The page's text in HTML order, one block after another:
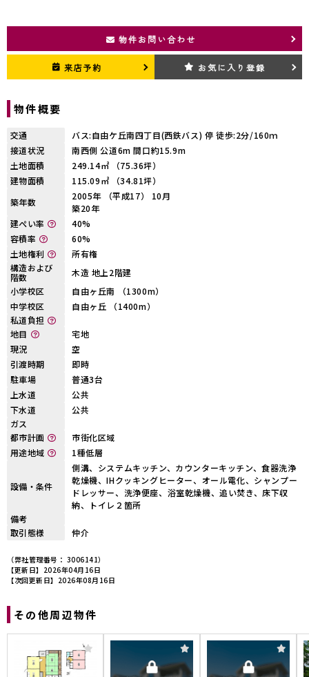
物件お問い合わせ
来店予約 お気に入り登録
物件概要
交通
バス:自由ケ丘南四丁目(西鉄バス) 停 徒歩:2分/160ｍ
接道状況
南西側 公道6m 間口約15.9m
土地面積
249.14㎡ （75.36坪）
建物面積
115.09㎡ （34.81坪）
築年数
2005年 （平成17） 10月
築20年
建ぺい率
40%
容積率
60%
土地権利
所有権
構造および
階数
木造 地上2階建
小学校区
自由ヶ丘南 （1300m）
中学校区
自由ヶ丘 （1400m）
私道負担
地目
宅地
現況
空
引渡時期
即時
駐車場
普通3台
上水道
公共
下水道
公共
ガス
都市計画
市街化区域
用途地域
1種低層
設備・条件
側溝、システムキッチン、カウンターキッチン、食器洗浄
乾燥機、IHクッキングヒーター、オール電化、シャンプー
ドレッサー、洗浄便座、浴室乾燥機、追い焚き、床下収
納、トイレ２箇所
備考
取引態様
仲介
（弊社管理番号： 3006141）
【更新日】2026年04月16日
【次回更新日】2026年08月16日
その他周辺物件